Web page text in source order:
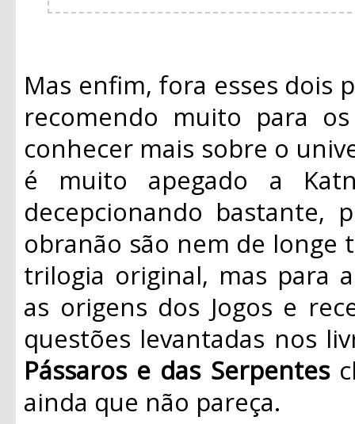
Mas enfim, fora esses dois
recomendo muito para
conhecer mais sobre o
é muito apegado a
decepcionando bastante,
obranão são nem de longe
trilogia original, mas para
as origens dos Jogos e
questões levantadas nos
Pássaros e das Serpentes
ainda que não pareça.